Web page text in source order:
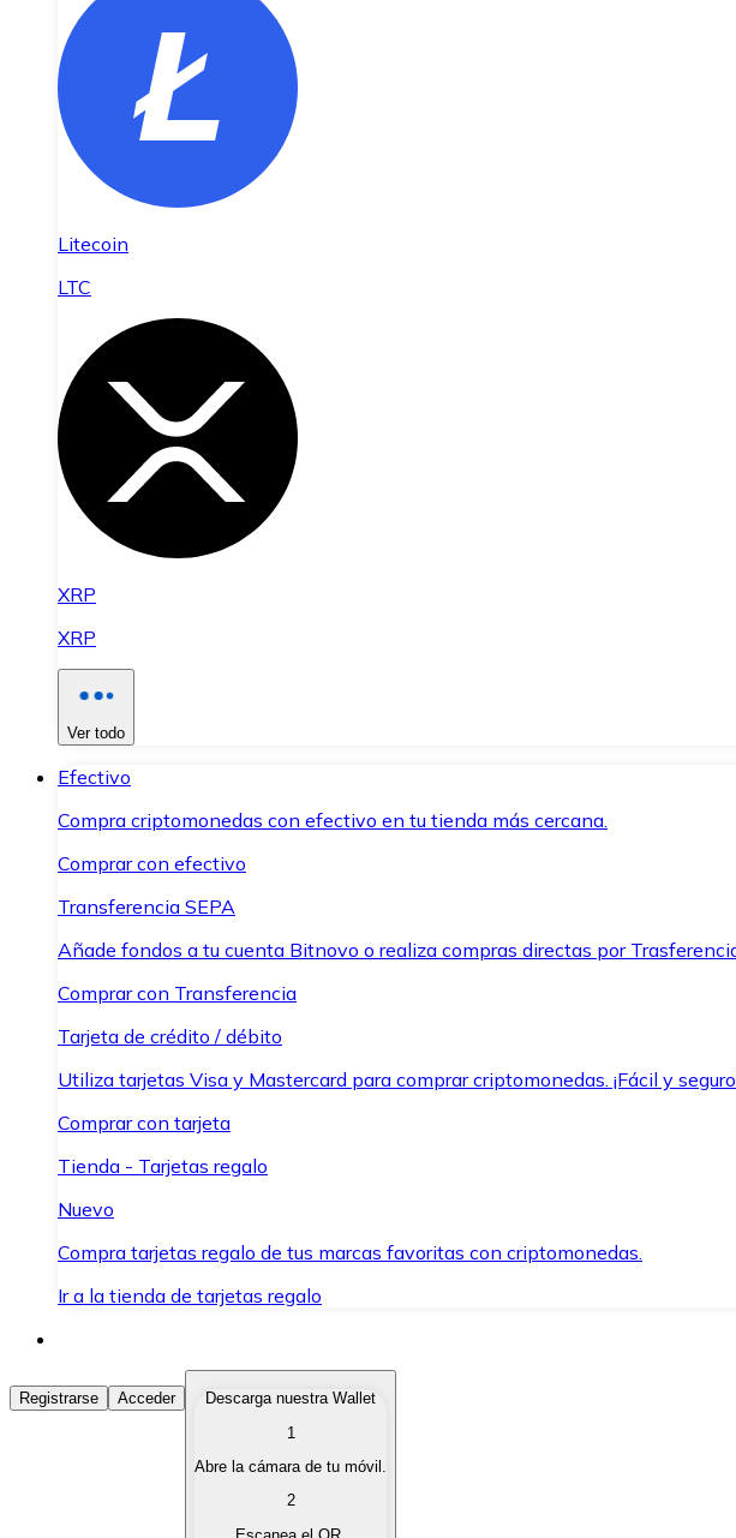
Litecoin
LTC
XRP
XRP
Ver todo
Efectivo
Compra criptomonedas con efectivo en tu tienda más cercana.
Comprar con efectivo
Transferencia SEPA
Añade fondos a tu cuenta Bitnovo o realiza compras directas por
Comprar con Transferencia
Tarjeta de crédito / débito
Utiliza tarjetas Visa y Mastercard para comprar criptomonedas. ¡Fácil y
Comprar con tarjeta
Tienda - Tarjetas regalo
Nuevo
Compra tarjetas regalo de tus marcas favoritas con criptomonedas.
Ir a la tienda de tarjetas regalo
Comprar Criptomonedas
Compra criptomonedas con diferentes métodos de pago.
Vende tus criptomonedas de forma rápida y segura.
Registrarse Acceder
Descarga nuestra Wallet
1
Abre la cámara de tu móvil.
2